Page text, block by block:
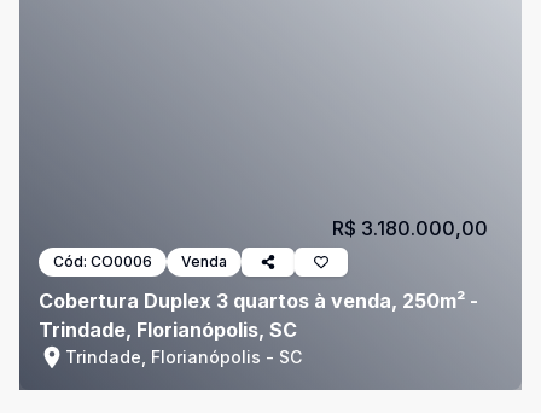
Cód: CO0006 Venda
Cobertura Duplex 3 quartos à venda, 250m² -
Trindade, Florianópolis, SC
Trindade, Florianópolis - SC
R$ 3.180.000,00